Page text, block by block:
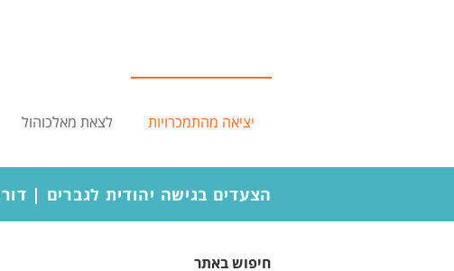
יציאה מהתמכרויות לצאת מאלכוהול
הצעדים בגישה יהודית לגברים | דורי
חיפוש באתר